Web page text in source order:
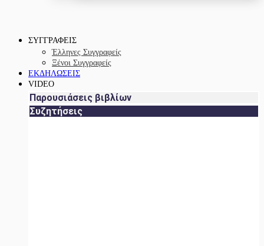
ΣΥΓΓΡΑΦΕΙΣ
Έλληνες Συγγραφείς
Ξένοι Συγγραφείς
ΕΚΔΗΛΩΣΕΙΣ
VIDEO
Παρουσιάσεις βιβλίων
Συζητήσεις